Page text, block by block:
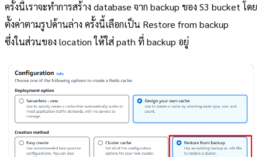
ครั้งนี้เราจะทำการสร้าง database จาก backup ของ S3 bucket โดย
ตั้งค่าตามรูปด้านล่าง ครั้งนี้เลือกเป็น Restore from backup
ซึ่งในส่วนของ location ให้ใส่ path ที่ backup อยู่